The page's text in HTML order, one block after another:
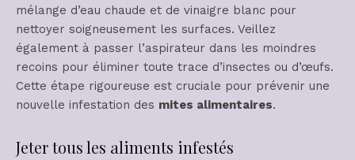
mélange d’eau chaude et de vinaigre blanc pour
nettoyer soigneusement les surfaces. Veillez
également à passer l’aspirateur dans les moindres
recoins pour éliminer toute trace d’insectes ou d’œufs.
Cette étape rigoureuse est cruciale pour prévenir une
nouvelle infestation des mites alimentaires.
Jeter tous les aliments infestés